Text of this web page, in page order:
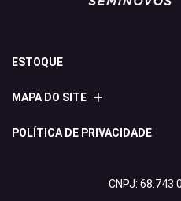
ESTOQUE
MAPA DO SITE
POLÍTICA DE PRIVACIDADE
CNPJ: